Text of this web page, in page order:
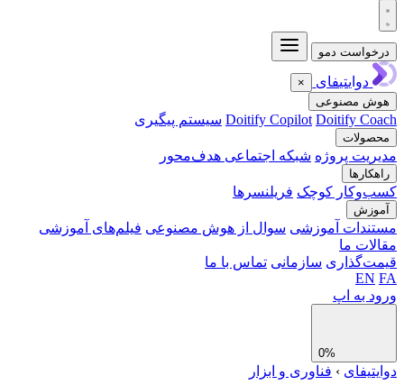
دمو
دوایتیفای
×
مصنوعی
Doitify Copilot Doitify سیستم پیگیری
پروژه شبکه اجتماعی هدف‌محور
کوچک فریلنسرها
آموزشی سوال از هوش مصنوعی فیلم‌های آموزشی
ما
سازمانی تماس با ما
EN
به اپ
› فناوری و ابزار